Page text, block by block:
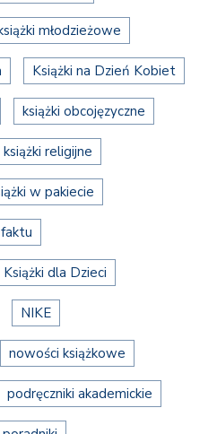
młodzieżowe
Książki na Dzień Kobiet
książki obcojęzyczne
książki religijne
w pakiecie
dla Dzieci
NIKE
nowości książkowe
podręczniki akademickie